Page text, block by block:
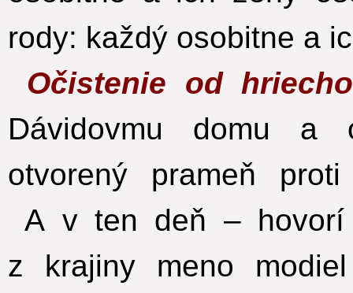
rody: každý osobitne a
Očistenie od
Dávidovmu domu a
otvorený prameň
A v ten deň – hovorí
z krajiny meno